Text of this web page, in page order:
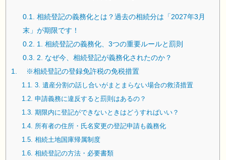
0.1.
相続登記の義務化とは？過去の相続分は「2027年3月
末」が期限です！
0.2.
1. 相続登記の義務化、3つの重要ルールと罰則
0.3.
2. なぜ今、相続登記が義務化されたのか？
1.
※相続登記の登録免許税の免税措置
1.1.
3. 遺産分割の話し合いがまとまらない場合の救済措置
1.2. 申請義務に違反すると罰則はあるの？
1.3. 期限内に登記ができないときはどうすればいい？
1.4. 所有者の住所・氏名変更の登記申請も義務化
1.5. 相続土地国庫帰属制度
1.6. 相続登記の方法・必要書類